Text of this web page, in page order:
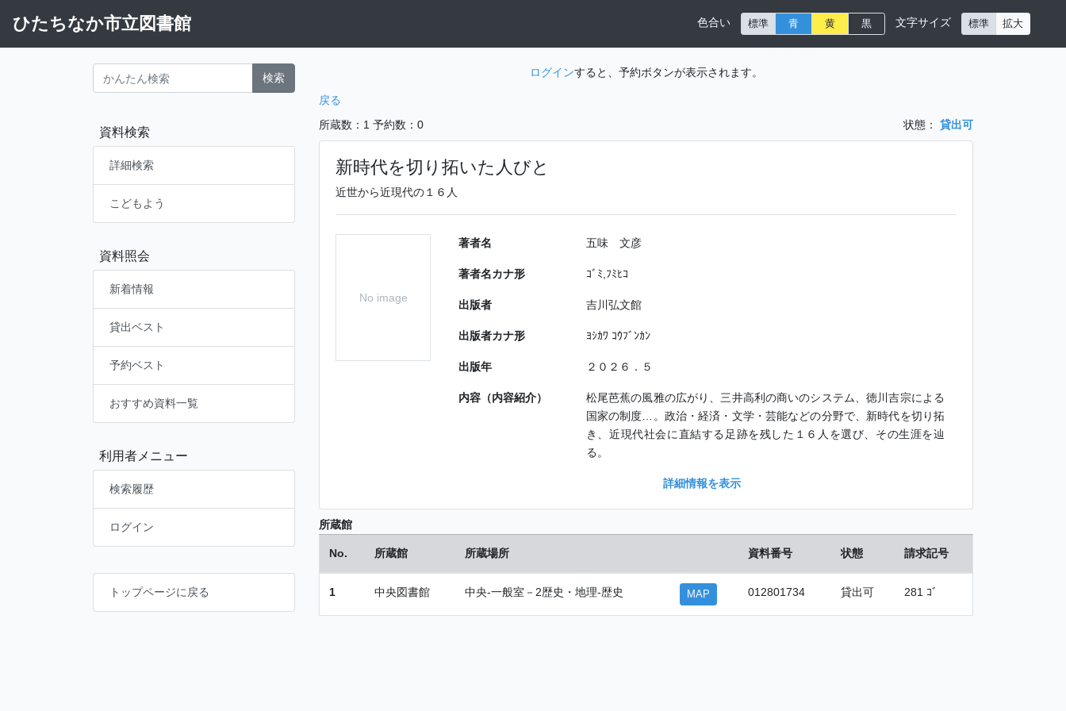
ひたちなか市立図書館 色合い 標準 青 黄 黒 文字サイズ 標準 拡大
検索
資料検索
詳細検索
こどもよう
資料照会
新着情報
貸出ベスト
予約ベスト
おすすめ資料一覧
利用者メニュー
検索履歴
ログイン
トップページに戻る
ログインすると、予約ボタンが表示されます。
戻る
所蔵数：1 予約数：0 状態： 貸出可
新時代を切り拓いた人びと
近世から近現代の１６人
No image
著者名 五味 文彦
著者名カナ形 ｺﾞﾐ,ﾌﾐﾋｺ
出版者 吉川弘文館
出版者カナ形 ﾖｼｶﾜ ｺｳﾌﾞﾝｶﾝ
出版年 ２０２６．５
内容（内容紹介）
松尾芭蕉の風雅の広がり、三井高利の商いのシステム、徳川吉宗による
国家の制度…。政治・経済・文学・芸能などの分野で、新時代を切り拓
き、近現代社会に直結する足跡を残した１６人を選び、その生涯を辿
る。
詳細情報を表示
所蔵館
No. 所蔵館 所蔵場所 資料番号 状態 請求記号
1 中央図書館 中央-一般室－2歴史・地理-歴史 MAP 012801734 貸出可 281 ｺﾞ